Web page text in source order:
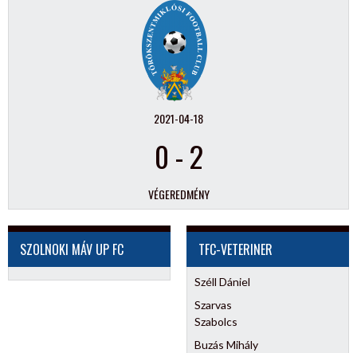
2021-04-18
0 -2
VÉGEREDMÉNY
SZOLNOKI MÁV UP FC TFC-VETERINER
Széll Dániel
Szarvas
Szabolcs
Buzás Mihály